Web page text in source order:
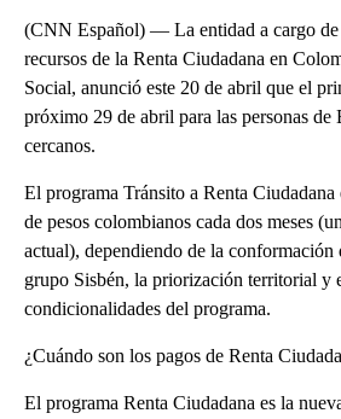
(CNN Español) — La entidad a cargo de
recursos de la Renta Ciudadana en
Social, anunció este 20 de abril que el
próximo 29 de abril para las personas
cercanos.
El programa Tránsito a Renta
de pesos colombianos cada dos meses
actual), dependiendo de la conformación
grupo Sisbén, la priorización territorial y
condicionalidades del programa.
¿Cuándo son los pagos de Renta
El programa Renta Ciudadana es la